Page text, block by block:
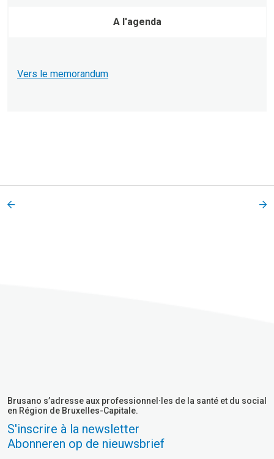
A l'agenda
Vers le memorandum
Brusano s’adresse aux professionnel·les de la santé et du social
en Région de Bruxelles-Capitale.
S'inscrire à la newsletter
Abonneren op de nieuwsbrief